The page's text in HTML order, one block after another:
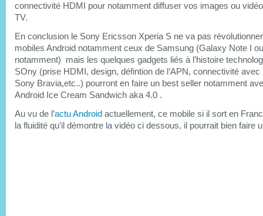
connectivité HDMI pour notamment diffuser vos images ou
TV.
En conclusion le Sony Ericsson Xperia S ne va pas
mobiles Android notamment ceux de Samsung (Galaxy Note I
notamment) mais les quelques gadgets liés à l’histoire
SOny (prise HDMI, design, défintion de l’APN, connectivité avec
Sony Bravia,etc..) pourront en faire un best seller notamment
Android Ice Cream Sandwich aka 4.0 .
Au vu de l’actu Android actuellement, ce mobile si il sort en
la fluidité qu’il démontre la vidéo ci dessous, il pourrait bien faire